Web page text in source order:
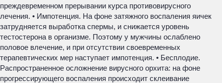
преждевременном прерывании курса противовирусного
лечения. • Импотенция. На фоне затяжного воспаления яичек
затрудняется выработка спермы, и снижается уровень
тестостерона в организме. Поэтому у мужчины ослаблено
половое влечение, и при отсутствии своевременных
терапевтических мер наступает импотенция. • Бесплодие.
Распространенное осложнение вирусного орхита: на фоне
прогрессирующего воспаления происходит склеивание